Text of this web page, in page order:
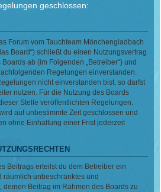
geschlossen:
Forum vom Tauchteam Mönchengladbach
Board“) schließt du einen Nutzungsvertrag
ab (im Folgenden „Betreiber“) und
Regelungen einverstanden.
nicht einverstanden bist, so darfst
nutzen. Für die Nutzung des Boards
Stelle veröffentlichten Regelungen.
auf unbestimmte Zeit geschlossen und
ohne Einhaltung einer Frist jederzeit
Beitrags erteilst du dem Betreiber ein
räumlich unbeschränktes und
deinen Beitrag im Rahmen des Boards zu